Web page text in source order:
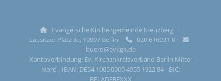

Evangelische Kirchengemeinde Kreuzberg ·
Lausitzer Platz 8a, 10997 Berlin
 030-616931-0 
buero@evkgk.de
Kontoverbindung: Ev. Kirchenkreisverband Berlin Mitte-
Nord - IBAN: DE54 1005 0000 4955 1922 84 - BIC: